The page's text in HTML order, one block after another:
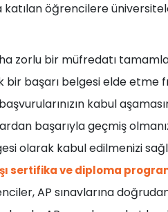
katılan öğrencilere
zorlu bir müfredatı
başarı belgesi elde etme
kabul
başarıyla geçmiş
olarak kabul edilmenizi
sertifika ve diploma
AP sınavlarına